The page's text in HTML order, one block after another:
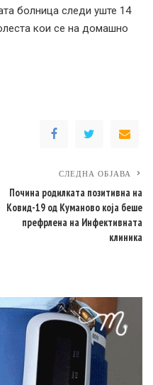
болница следи уште 14
кои се на домашно
СЛЕДНА ОБЈАВА
Почина родилката позитивна на
Ковид-19 од Куманово која беше
префрлена на Инфективната
клиника